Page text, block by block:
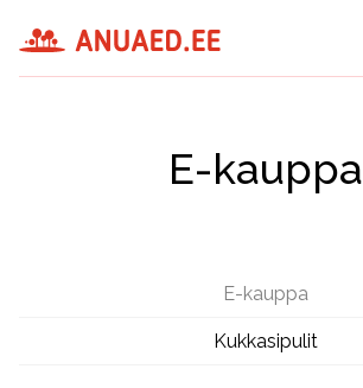
E-kauppa
E-kauppa
Kukkasipulit